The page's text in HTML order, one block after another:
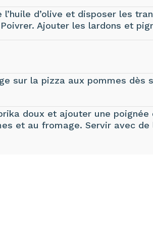
d’olive et disposer les
Ajouter les lardons et
sur la pizza aux pommes dès
doux et ajouter une poignée
et au fromage. Servir avec de